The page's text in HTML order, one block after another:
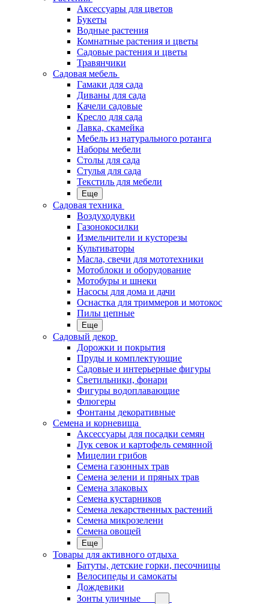
Аксессуары для цветов
Букеты
Водные растения
Комнатные растения и цветы
Садовые растения и цветы
Травянчики
Садовая мебель
Гамаки для сада
Диваны для сада
Качели садовые
Кресло для сада
Лавка, скамейка
Мебель из натурального ротанга
Наборы мебели
Столы для сада
Стулья для сада
Текстиль для мебели
Еще
Садовая техника
Воздуходувки
Газонокосилки
Измельчители и кусторезы
Культиваторы
Масла, свечи для мототехники
Мотоблоки и оборудование
Мотобуры и шнеки
Насосы для дома и дачи
Оснастка для триммеров и мотокос
Пилы цепные
Еще
Садовый декор
Дорожки и покрытия
Пруды и комплектующие
Садовые и интерьерные фигуры
Светильники, фонари
Фигуры водоплавающие
Флюгеры
Фонтаны декоративные
Семена и корневища
Аксессуары для посадки семян
Лук севок и картофель семянной
Мицелии грибов
Семена газонных трав
Семена зелени и пряных трав
Семена злаковых
Семена кустарников
Семена лекарственных растений
Семена микрозелени
Семена овощей
Еще
Товары для активного отдыха
Батуты, детские горки, песочницы
Велосипеды и самокаты
Дождевики
Зонты уличные